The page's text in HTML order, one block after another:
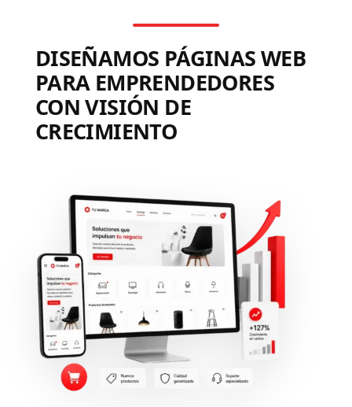
DISEÑAMOS PÁGINAS WEB
PARA EMPRENDEDORES
CON VISIÓN DE
CRECIMIENTO